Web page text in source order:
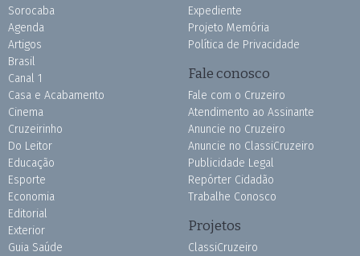
Sorocaba
Agenda
Artigos
Brasil
Canal 1
Casa e Acabamento
Cinema
Cruzeirinho
Do Leitor
Educação
Esporte
Economia
Editorial
Exterior
Guia Saúde
Expediente
Projeto Memória
Política de Privacidade
Fale conosco
Fale com o Cruzeiro
Atendimento ao Assinante
Anuncie no Cruzeiro
Anuncie no ClassiCruzeiro
Publicidade Legal
Repórter Cidadão
Trabalhe Conosco
Projetos
ClassiCruzeiro